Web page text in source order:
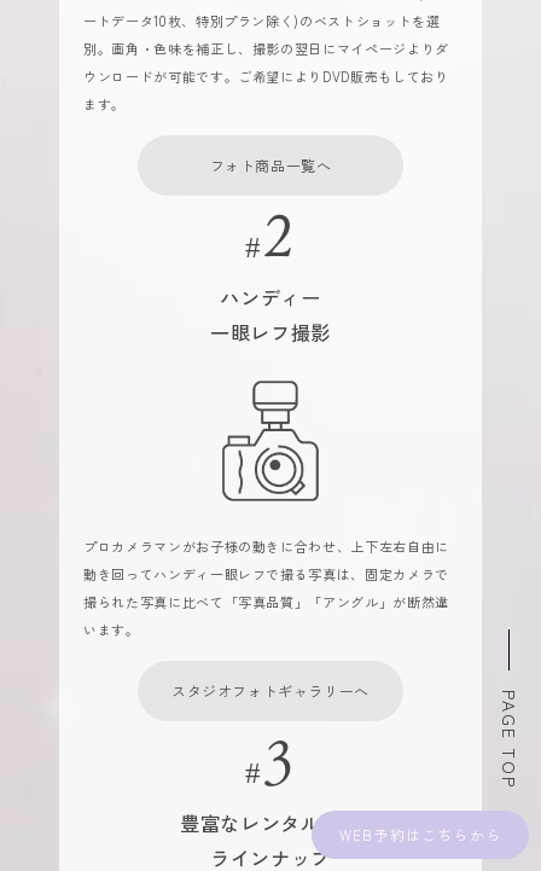
WEB予約
ートデータ10枚、特別プラン除く)のベストショットを選
別。画角・色味を補正し、撮影の翌日にマイページよりダ
ウンロードが可能です。ご希望によりDVD販売もしており
ます。
フォト商品一覧へ
ハンディー
一眼レフ撮影
プロカメラマンがお子様の動きに合わせ、上下左右自由に
動き回ってハンディ一眼レフで撮る写真は、固定カメラで
撮られた写真に比べて「写真品質」「アングル」が断然違
います。
スタジオフォトギャラリーへ
豊富なレンタル衣装
ラインナップ
PAGE TOP